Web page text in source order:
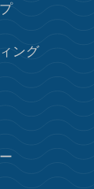
ング